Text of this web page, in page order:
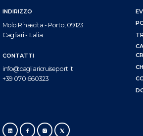
INDIRIZZO
Molo Rinascita - Porto, 09123
Cagliari - Italia
CONTATTI
info@cagliaricruiseport.it
+39 070 660323